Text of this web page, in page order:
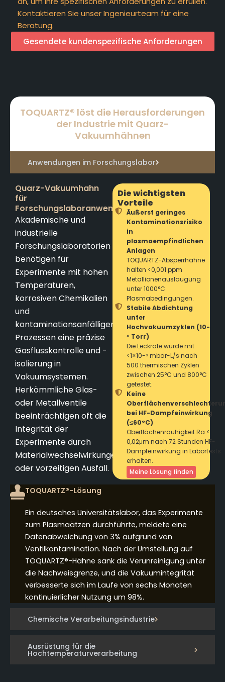
Kontaktieren Sie unser Ingenieurteam für eine
Beratung.
Gesendete kundenspezifische Anforderungen
TOQUARTZ® löst die Herausforderungen
der Industrie mit Quarz-
Vakuumhähnen
Anwendungen im Forschungslabor
Chemische Verarbeitungsindustrie
Ausrüstung für die
Hochtemperaturverarbeitung
Quarz-Vakuumhahn
für
Forschungslaboranwendungen
Akademische und
industrielle
Forschungslaboratorien
benötigen für
Experimente mit hohen
Temperaturen,
korrosiven Chemikalien
und
kontaminationsanfälligen
Prozessen eine präzise
Gasflusskontrolle und -
isolierung in
Vakuumsystemen.
Herkömmliche Glas-
oder Metallventile
beeinträchtigen oft die
Integrität der
Experimente durch
Materialwechselwirkungen
oder vorzeitigen Ausfall.
Die wichtigsten
Vorteile
Äußerst geringes
Kontaminationsrisiko
in
plasmaempfindlichen
Anlagen
TOQUARTZ-Absperrhähne
halten <0,001 ppm
Metallionenauslaugung
unter 1000°C
Plasmabedingungen.
Stabile Abdichtung
unter
Hochvakuumzyklen (10-
⁶ Torr)
Die Leckrate wurde mit
<1×10-⁹ mbar-L/s nach
500 thermischen Zyklen
zwischen 25°C und 800°C
getestet.
Keine
bei HF-Dampfeinwirkung
(≤60°C)
Oberflächenrauhigkeit Ra <
0,02μm nach 72 Stunden HF-
Dampfeinwirkung in Labortests
erhalten.
Meine Lösung finden
TOQUARTZ®-Lösung
Ein deutsches Universitätslabor, das Experimente
zum Plasmaätzen durchführte, meldete eine
Datenabweichung von 3% aufgrund von
Ventilkontamination. Nach der Umstellung auf
TOQUARTZ®-Hähne sank die Verunreinigung unter
die Nachweisgrenze, und die Vakuumintegrität
verbesserte sich im Laufe von sechs Monaten
kontinuierlicher Nutzung um 98%.